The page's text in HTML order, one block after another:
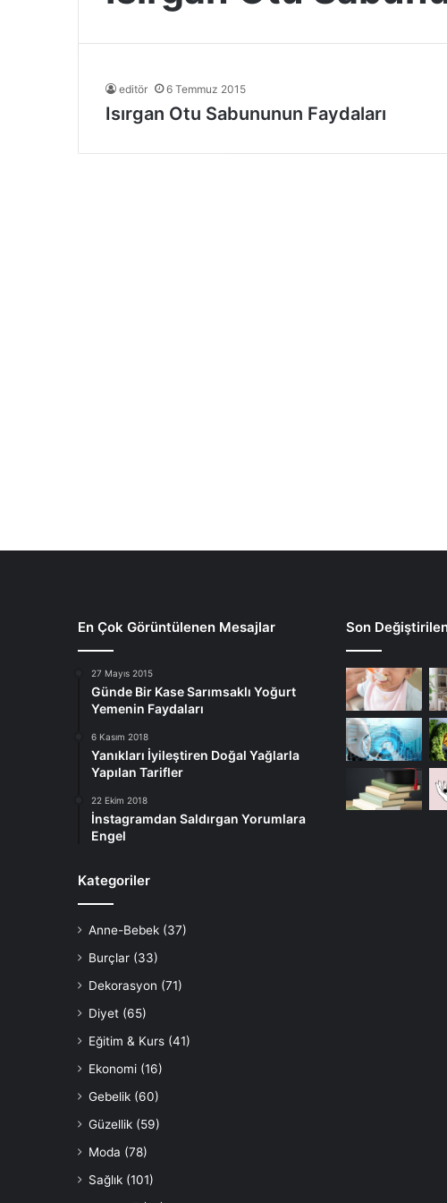
editör 6 Temmuz 2015
Isırgan Otu Sabununun Faydaları
En Çok Görüntülenen Mesajlar
27 Mayıs 2015
Günde Bir Kase Sarımsaklı Yoğurt
Yemenin Faydaları
6 Kasım 2018
Yanıkları İyileştiren Doğal Yağlarla
Yapılan Tarifler
22 Ekim 2018
İnstagramdan Saldırgan Yorumlara
Engel
Kategoriler
Anne-Bebek (37)
Burçlar (33)
Dekorasyon (71)
Diyet (65)
Eğitim & Kurs (41)
Ekonomi (16)
Gebelik (60)
Güzellik (59)
Moda (78)
Sağlık (101)
Son